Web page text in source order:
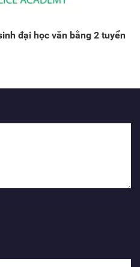
đại học văn bằng 2 tuyển